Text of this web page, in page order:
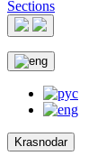
Sections
Krasnodar